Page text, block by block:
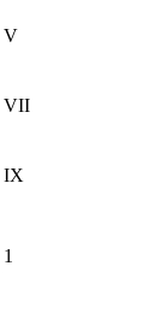
V
VII
IX
1